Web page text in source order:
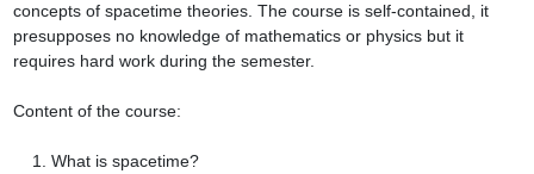
concepts of spacetime theories. The course is self-contained, it
presupposes no knowledge of mathematics or physics but it
requires hard work during the semester.
Content of the course:
1. What is spacetime?